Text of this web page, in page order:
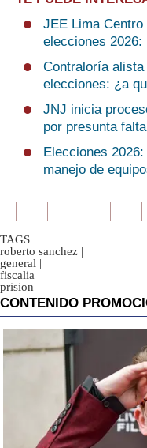
JEE Lima
elecciones 2026:
Contraloría
elecciones: ¿a
JNJ inicia
por presunta
Elecciones
manejo de
TAGS
roberto sanchez |
general |
fiscalia |
prision